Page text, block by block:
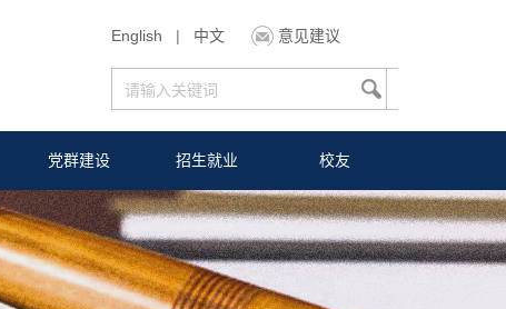
English | 中文 意见建议
党群建设 招生就业 校友